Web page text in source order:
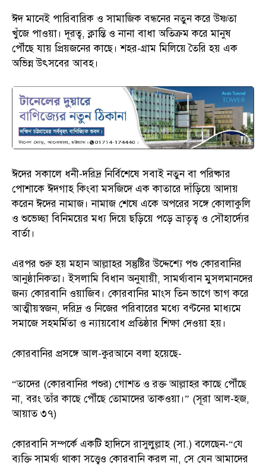
ঈদ মানেই পারিবারিক ও সামাজিক বন্ধনের নতুন করে উষ্ণতা
খুঁজে পাওয়া। দূরত্ব, ক্লান্তি ও নানা বাধা অতিক্রম করে মানুষ
পৌঁছে যায় প্রিয়জনের কাছে। শহর-গ্রাম মিলিয়ে তৈরি হয় এক
অভিন্ন উৎসবের আবহ।
ঈদের সকালে ধনী-দরিদ্র নির্বিশেষে সবাই নতুন বা পরিষ্কার
পোশাকে ঈদগাহ কিংবা মসজিদে এক কাতারে দাঁড়িয়ে আদায়
করেন ঈদের নামাজ। নামাজ শেষে একে অপরের সঙ্গে কোলাকুলি
ও শুভেচ্ছা বিনিময়ের মধ্য দিয়ে ছড়িয়ে পড়ে ভ্রাতৃত্ব ও সৌহার্দ্যের
বার্তা।
এরপর শুরু হয় মহান আল্লাহর সন্তুষ্টির উদ্দেশ্যে পশু কোরবানির
আনুষ্ঠানিকতা। ইসলামি বিধান অনুযায়ী, সামর্থ্যবান মুসলমানদের
জন্য কোরবানি ওয়াজিব। কোরবানির মাংস তিন ভাগে ভাগ করে
আত্মীয়স্বজন, দরিদ্র ও নিজের পরিবারের মধ্যে বণ্টনের মাধ্যমে
সমাজে সহমর্মিতা ও ন্যায়বোধ প্রতিষ্ঠার শিক্ষা দেওয়া হয়।
কোরবানির প্রসঙ্গে আল-কুরআনে বলা হয়েছে-
“তাদের (কোরবানির পশুর) গোশত ও রক্ত আল্লাহর কাছে পৌঁছে
না, বরং তাঁর কাছে পৌঁছে তোমাদের তাকওয়া।” (সূরা আল-হজ,
আয়াত ৩৭)
কোরবানি সম্পর্কে একটি হাদিসে রাসুলুল্লাহ (সা.) বলেছেন-“যে
ব্যক্তি সামর্থ্য থাকা সত্ত্বেও কোরবানি করল না, সে যেন আমাদের